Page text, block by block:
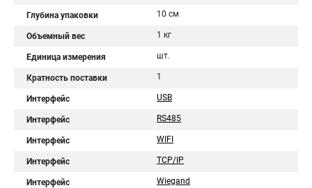
Глубина упаковки 10 см
Объемный вес 1 кг
Единица измерения шт.
Кратность поставки 1
Интерфейс USB
Интерфейс RS485
Интерфейс WIFI
Интерфейс TCP/IP
Интерфейс Wiegand